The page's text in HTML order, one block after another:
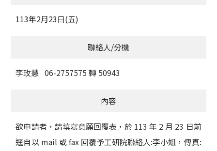
113年2月23日(五)
聯絡人/分機
李玫慧 06-2757575 轉 50943
內容
欲申請者，請填寫意願回覆表，於 113 年 2 月 23 日前
逕自以 mail 或 fax 回覆予工研院聯絡人:李小姐，傳真: